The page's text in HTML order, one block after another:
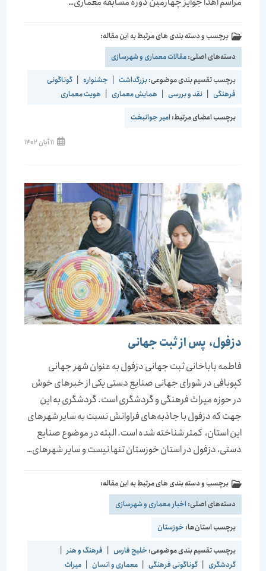
برچسب و دسته بندی های مرتبط به این مقاله:
دسته‌های اصلی:مقالات معماری و شهرسازی
برچسب تقسیم بندی موضوعی:بزرگداشت | جشنواره |
گوناگونی
فرهنگی | نقد و بررسی | همایش معماری | هویت معماری
برچسب اعضای مرتبط:امیر جوانبخت
نوشته
منتشر
11 آبان 1402
دزفول، ‏‏‌ پس از ثبت جهانی
فاطمه باباخانی ثبت جهانی دزفول به عنوان شهر جهانی
کپوبافی در شورای جهانی صنایع دستی یکی از خبرهای خوش
در حوزه میراث فرهنگی و گردشگری است. گردشگری به این
جهت که دزفول با جاذبه‌های فراوانش نسبت به سایر شهرهای
این استان، ‌‌‌ کمتر شناخته شده است. البته در موضوع صنایع
دستی، دزفول در استان خوزستان تنها نیست و سایر شهرهای…
برچسب و دسته بندی های مرتبط به این مقاله:
دسته‌های اصلی:اخبار معماری و شهرسازی
برچسب استان‌ها:خوزستان
برچسب تقسیم بندی موضوعی:خلیج فارس | فرهنگ و هنر |
گردشگری | گوناگونی فرهنگی | معماری و انسان |
میراث